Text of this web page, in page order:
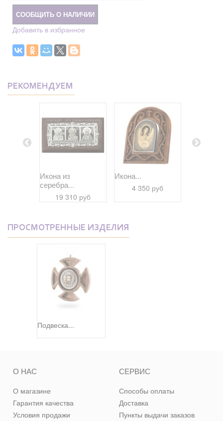
СООБЩИТЬ О НАЛИЧИИ
Добавить в избранное
РЕКОМЕНДУЕМ
Икона из
серебра...
19 310 руб
Икона...
4 350 руб
ПРОСМОТРЕННЫЕ ИЗДЕЛИЯ
Подвеска...
О НАС
О магазине
Гарантия качества
Условия продажи
СЕРВИС
Способы оплаты
Доставка
Пункты выдачи заказов